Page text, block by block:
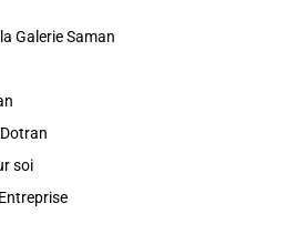
Galerie Saman
soi